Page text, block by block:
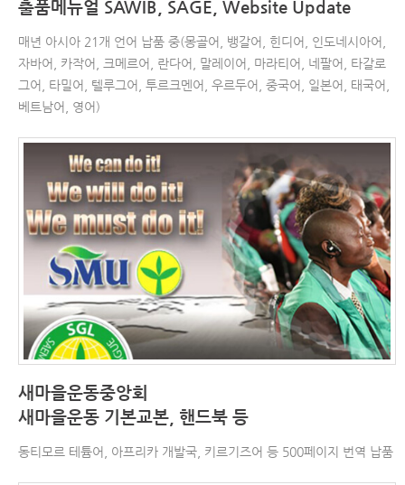
출품메뉴얼 SAWIB, SAGE, Website Update
매년 아시아 21개 언어 납품 중(몽골어, 뱅갈어, 힌디어, 인도네시아어,
자바어, 카작어, 크메르어, 란다어, 말레이어, 마라티어, 네팔어, 타갈로
그어, 타밀어, 텔루그어, 투르크멘어, 우르두어, 중국어, 일본어, 태국어,
베트남어, 영어)
새마을운동중앙회
새마을운동 기본교본, 핸드북 등
동티모르 테튬어, 아프리카 개발국, 키르기즈어 등 500페이지 번역 납품